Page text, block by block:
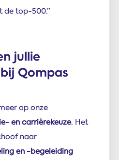
de top-500.”
jullie
Qompas
op onze
en carrièrekeuze. Het
naar
en -begeleiding